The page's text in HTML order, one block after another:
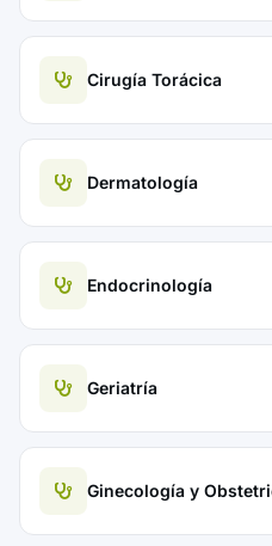
Cirugía Torácica
Dermatología
Endocrinología
Geriatría
Ginecología y